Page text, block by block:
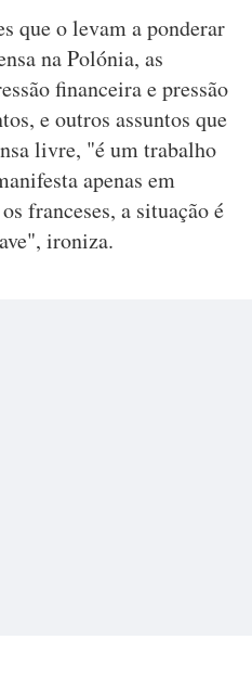
que o levam a ponderar
na Polónia, as
financeira e pressão
e outros assuntos que
livre, "é um trabalho
apenas em
franceses, a situação é
ironiza.